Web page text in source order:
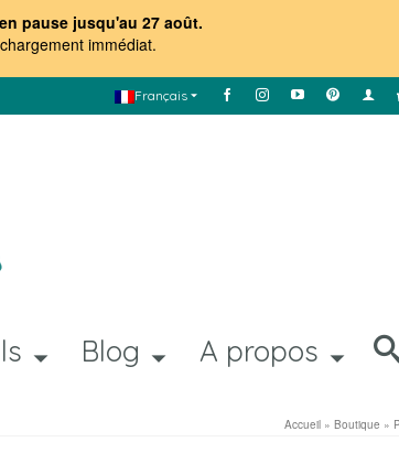
pause jusqu'au 27 août.
immédiat.
Français
Blog A propos
Accueil » Boutique »